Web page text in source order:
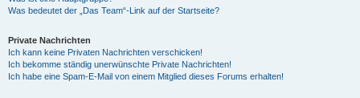
Was bedeutet der „Das Team“-Link auf der Startseite?
Private Nachrichten
Ich kann keine Privaten Nachrichten verschicken!
Ich bekomme ständig unerwünschte Private Nachrichten!
Ich habe eine Spam-E-Mail von einem Mitglied dieses Forums erhalten!